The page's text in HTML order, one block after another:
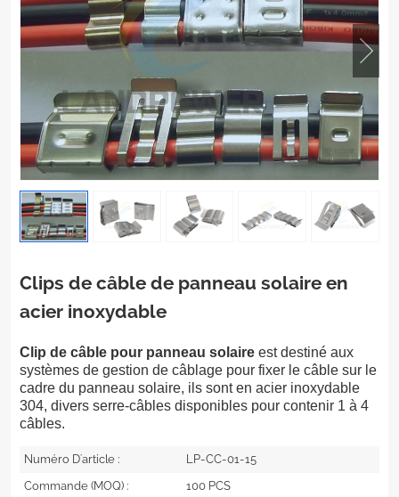
Clips de câble de panneau solaire en
acier inoxydable
Clip de câble pour panneau solaire est destiné aux
systèmes de gestion de câblage pour fixer le câble sur le
cadre du panneau solaire, ils sont en acier inoxydable
304, divers serre-câbles disponibles pour contenir 1 à 4
câbles.
Numéro D'article :
LP-CC-01-15
Commande (MOQ) :
100 PCS